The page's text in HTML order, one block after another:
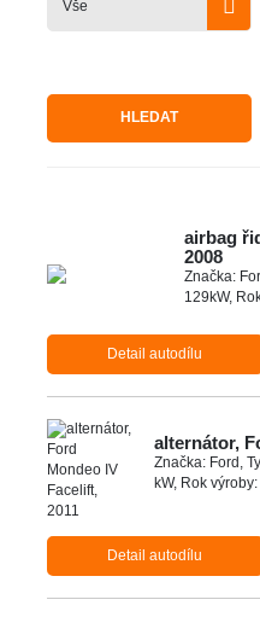
HLEDAT
airbag
2008
Značka:
129kW,
Detail autodílu
alternátor,
Značka: Ford,
kW, Rok
Detail autodílu